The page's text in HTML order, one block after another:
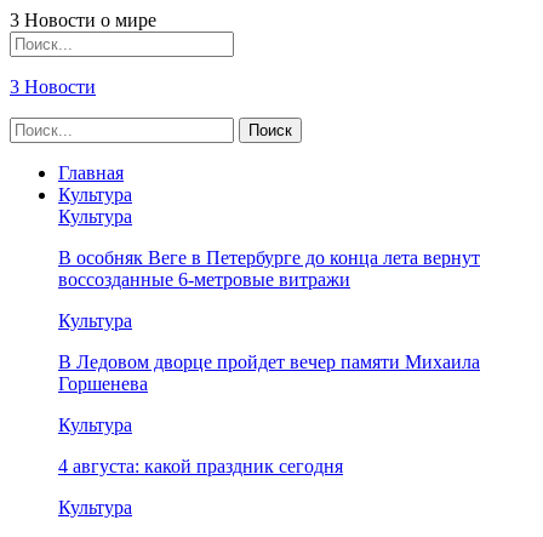
3 Новости о мире
3 Новости
Главная
Культура
Культура
В особняк Веге в Петербурге до конца лета вернут
воссозданные 6-метровые витражи
Культура
В Ледовом дворце пройдет вечер памяти Михаила
Горшенева
Культура
4 августа: какой праздник сегодня
Культура